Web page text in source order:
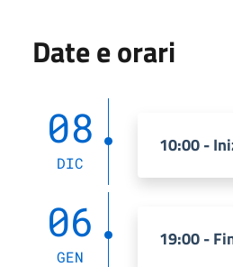
Date e orari
08
DIC
10:00 -
06
GEN
19:00 -